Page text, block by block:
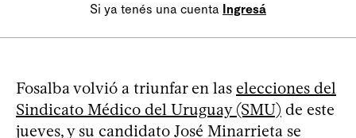
Si ya tenés una cuenta Ingresá
Fosalba volvió a triunfar en las elecciones del
Sindicato Médico del Uruguay (SMU) de este
jueves, y su candidato José Minarrieta se